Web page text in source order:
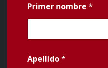
Primer nombre *
Apellido*